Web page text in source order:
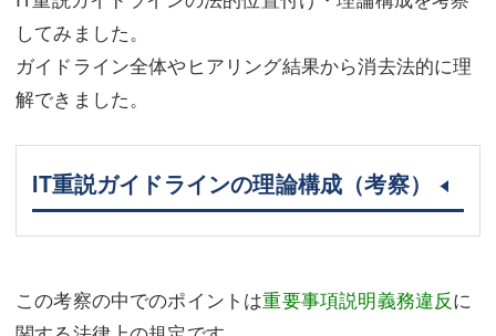
してみました。
ガイドライン全体やヒアリング結果から消去法的に理
解できました。
IT重説ガイドラインの理論構成（考察）
この考察の中でのポイントは重要事項説明義務違反に